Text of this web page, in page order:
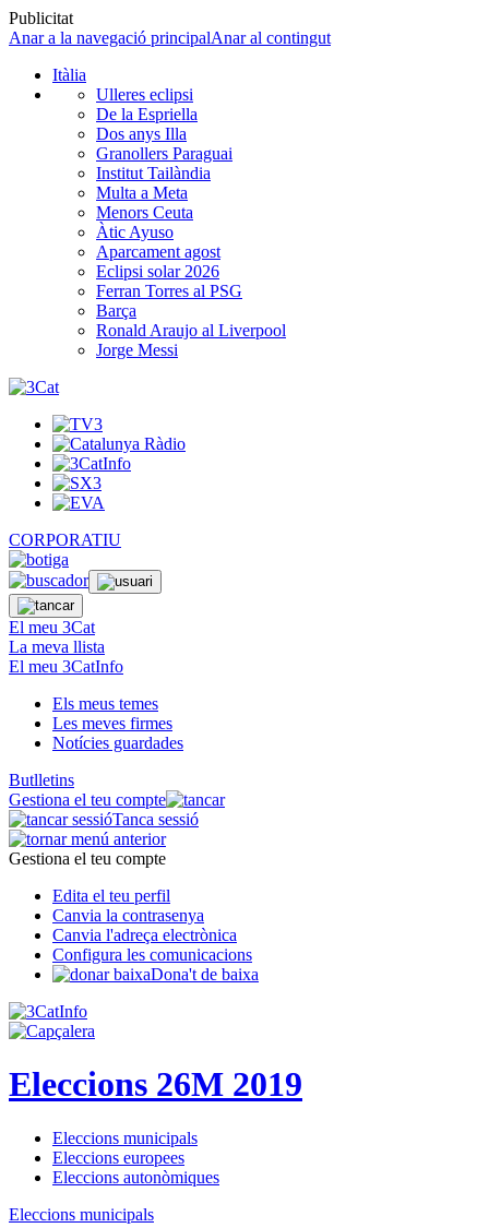
Publicitat
Anar a la navegació principalAnar al contingut
Itàlia
Ulleres eclipsi
De la Espriella
Dos anys Illa
Granollers Paraguai
Institut Tailàndia
Multa a Meta
Menors Ceuta
Àtic Ayuso
Aparcament agost
Eclipsi solar 2026
Ferran Torres al PSG
Barça
Ronald Araujo al Liverpool
Jorge Messi
CORPORATIU
El meu 3Cat
La meva llista
El meu 3CatInfo
Els meus temes
Les meves firmes
Notícies guardades
Butlletins
Gestiona el teu compte
Tanca sessió
Gestiona el teu compte
Edita el teu perfil
Canvia la contrasenya
Canvia l'adreça electrònica
Configura les comunicacions
Dona't de baixa
Eleccions 26M 2019
Eleccions municipals
Eleccions europees
Eleccions autonòmiques
Eleccions municipals